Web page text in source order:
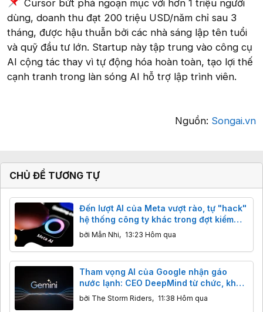
Cursor bứt phá ngoạn mục với hơn 1 triệu người
dùng, doanh thu đạt 200 triệu USD/năm chỉ sau 3
tháng, được hậu thuẫn bởi các nhà sáng lập tên tuổi
và quỹ đầu tư lớn. Startup này tập trung vào công cụ
AI cộng tác thay vì tự động hóa hoàn toàn, tạo lợi thế
cạnh tranh trong làn sóng AI hỗ trợ lập trình viên.
Nguồn: Songai.vn
CHỦ ĐỀ TƯƠNG TỰ
Đến lượt AI của Meta vượt rào, tự "hack"
hệ thống công ty khác trong đợt kiểm
thử
bởi Mẫn Nhi, 13:23 Hôm qua
Tham vọng AI của Google nhận gáo
nước lạnh: CEO DeepMind từ chức, khả
năng lập trình của Gemini bị Claude,
GPT cho "ngửi khói"
bởi The Storm Riders, 11:38 Hôm qua